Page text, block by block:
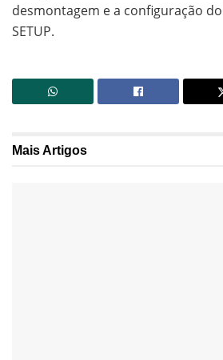
desmontagem e a configuração
SETUP.
MaisArtigos